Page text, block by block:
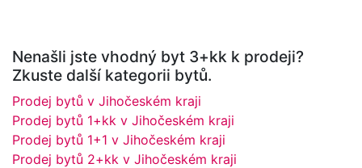
Nenašli jste vhodný byt 3+kk k prodeji?
Zkuste další kategorii bytů.
Prodej bytů v Jihočeském kraji
Prodej bytů 1+kk v Jihočeském kraji
Prodej bytů 1+1 v Jihočeském kraji
Prodej bytů 2+kk v Jihočeském kraji